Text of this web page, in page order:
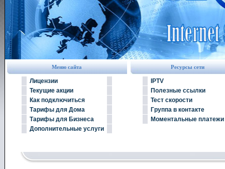
Меню сайта
Лицензии
Текущие акции
Как подключиться
Тарифы для Дома
Тарифы для Бизнеса
Дополнительные услуги
Ресурсы сети
IPTV
Полезные ссылки
Тест скорости
Группа в контакте
Моментальные платежи